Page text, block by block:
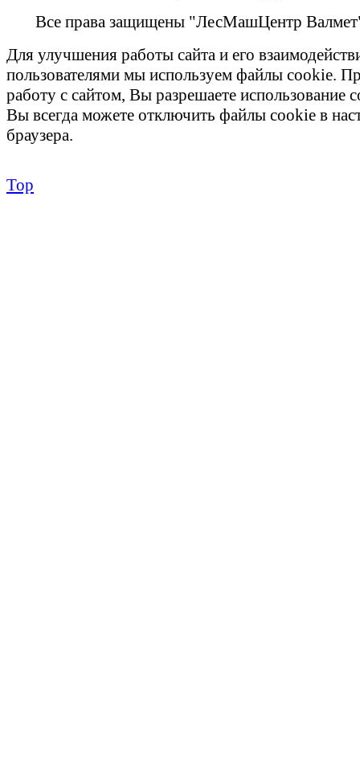
Все права защищены "ЛесМашЦентр
Для улучшения работы сайта и его
пользователями мы используем файлы cookie.
работу с сайтом, Вы разрешаете использование
Вы всегда можете отключить файлы cookie в
браузера.
Top